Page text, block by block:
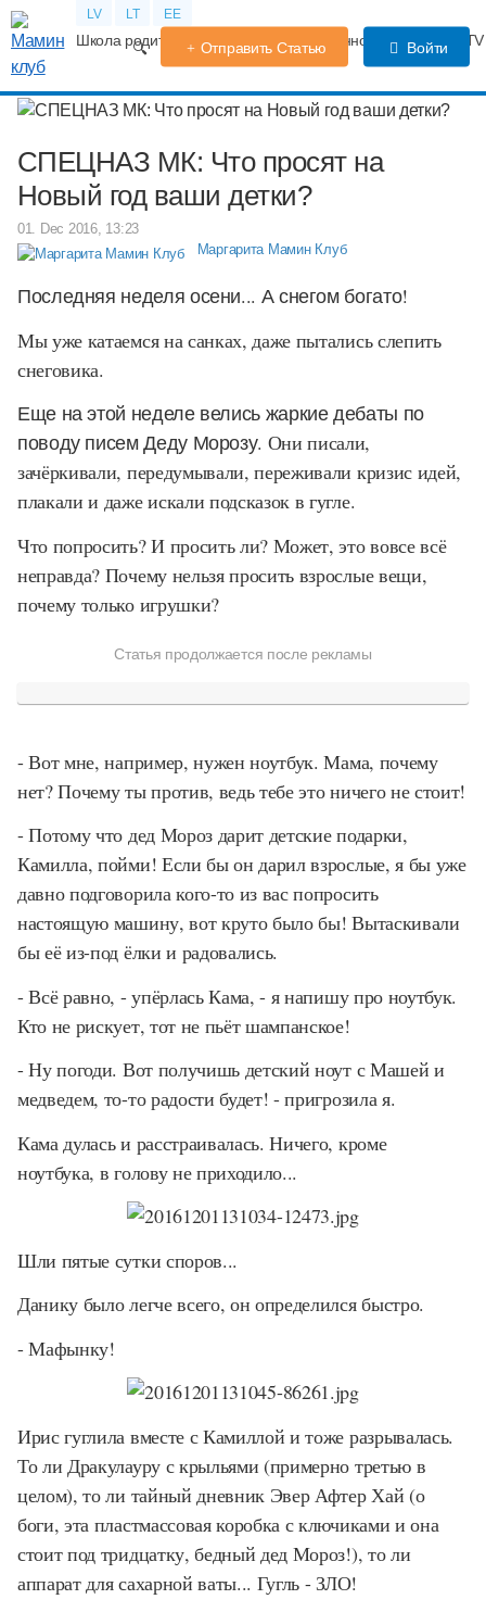
LV LT EE
Школа родителей Календарь беременности Форум
Отправить Статью Войти
СПЕЦНАЗ МК: Что просят на
Новый год ваши детки?
01. Dec 2016, 13:23
Маргарита Мамин Клуб
Последняя неделя осени... А снегом богато!
Мы уже катаемся на санках, даже пытались слепить
снеговика.
Еще на этой неделе велись жаркие дебаты по
поводу писем Деду Морозу. Они писали,
зачёркивали, передумывали, переживали кризис идей,
плакали и даже искали подсказок в гугле.
Что попросить? И просить ли? Может, это вовсе всё
неправда? Почему нельзя просить взрослые вещи,
почему только игрушки?
Статья продолжается после рекламы
- Вот мне, например, нужен ноутбук. Мама, почему
нет? Почему ты против, ведь тебе это ничего не стоит!
- Потому что дед Мороз дарит детские подарки,
Камилла, пойми! Если бы он дарил взрослые, я бы уже
давно подговорила кого-то из вас попросить
настоящую машину, вот круто было бы! Вытаскивали
бы её из-под ёлки и радовались.
- Всё равно, - упёрлась Кама, - я напишу про ноутбук.
Кто не рискует, тот не пьёт шампанское!
- Ну погоди. Вот получишь детский ноут с Машей и
медведем, то-то радости будет! - пригрозила я.
Кама дулась и расстраивалась. Ничего, кроме
ноутбука, в голову не приходило...
Шли пятые сутки споров...
Данику было легче всего, он определился быстро.
- Мафынку!
Ирис гуглила вместе с Камиллой и тоже разрывалась.
То ли Дракулауру с крыльями (примерно третью в
целом), то ли тайный дневник Эвер Афтер Хай (о
боги, эта пластмассовая коробка с ключиками и она
стоит под тридцатку, бедный дед Мороз!), то ли
аппарат для сахарной ваты... Гугль - ЗЛО!